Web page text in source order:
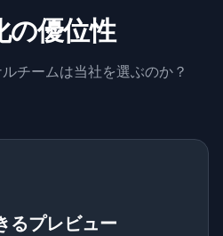
の優位性
チームは当社を選ぶのか？
るプレビュー